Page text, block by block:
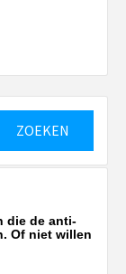
die de anti-
Of niet willen